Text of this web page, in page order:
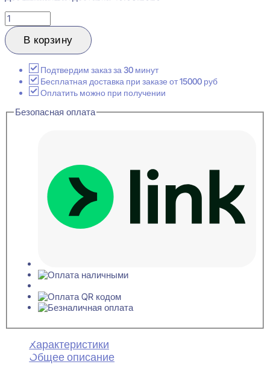
Количество
товара
Cosca
Decor
Молдинг
декоративный
16x37x2000
В корзину
Подтвердим заказ за 30 минут
Бесплатная доставка при заказе от 15000 руб
Оплатить можно при получении
Безопасная оплата
Характеристики
Общее описание